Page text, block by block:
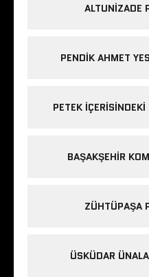
ALTUNIZADE
PENDIK AHMET
PETEK
BAŞAKŞEHIR
ZÜHTÜPAŞA
ÜSKÜDAR